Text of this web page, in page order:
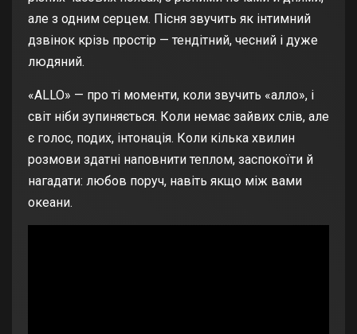
але з одним серцем. Пісня звучить як інтимний
дзвінок крізь простір — тендітний, чесний і дуже
людяний.
«ALLO» — про ті моменти, коли звучить «алло», і
світ ніби зупиняється. Коли немає зайвих слів, але
є голос, подих, інтонація. Коли кілька хвилин
розмови здатні наповнити теплом, заспокоїти й
нагадати: любов поруч, навіть якщо між вами
океани.